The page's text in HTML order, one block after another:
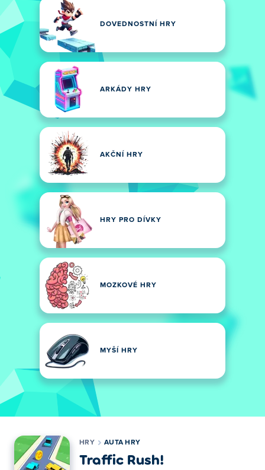
DOVEDNOSTNÍ HRY
ARKÁDY HRY
AKČNÍ HRY
HRY PRO DÍVKY
MOZKOVÉ HRY
MYŠÍ HRY
HRY AUTA HRY
Traffic Rush!